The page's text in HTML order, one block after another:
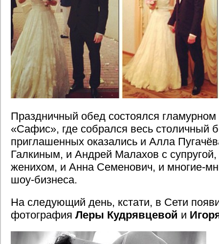
Праздничный обед состоялся гламурном
«Сафис», где собрался весь столичный
приглашенных оказались и Алла
Галкиным, и Андрей Малахов с
женихом, и Анна Семенович, и многие-
шоу-бизнеса.
На следующий день, кстати, в Сети
фотография Леры Кудрявцевой и